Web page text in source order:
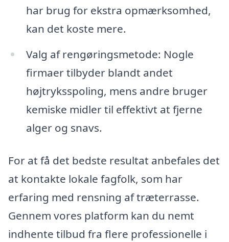
har brug for ekstra opmærksomhed,
kan det koste mere.
Valg af rengøringsmetode: Nogle
firmaer tilbyder blandt andet
højtryksspoling, mens andre bruger
kemiske midler til effektivt at fjerne
alger og snavs.
For at få det bedste resultat anbefales det
at kontakte lokale fagfolk, som har
erfaring med rensning af træterrasse.
Gennem vores platform kan du nemt
indhente tilbud fra flere professionelle i